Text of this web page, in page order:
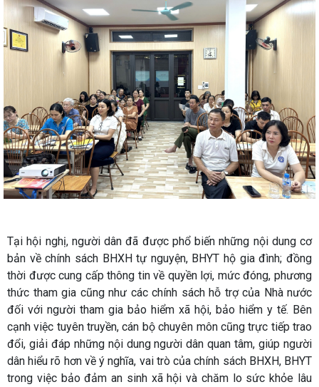
Tại hội nghị, người dân đã được phổ biến những nội dung cơ
bản về chính sách BHXH tự nguyện, BHYT hộ gia đình; đồng
thời được cung cấp thông tin về quyền lợi, mức đóng, phương
thức tham gia cũng như các chính sách hỗ trợ của Nhà nước
đối với người tham gia bảo hiểm xã hội, bảo hiểm y tế. Bên
cạnh việc tuyên truyền, cán bộ chuyên môn cũng trực tiếp trao
đổi, giải đáp những nội dung người dân quan tâm, giúp người
dân hiểu rõ hơn về ý nghĩa, vai trò của chính sách BHXH, BHYT
trong việc bảo đảm an sinh xã hội và chăm lo sức khỏe lâu